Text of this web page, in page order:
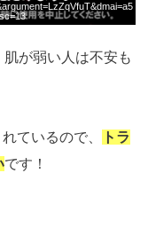
が弱い人は不安も
ているので、
トラ
です！